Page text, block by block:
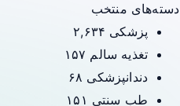
دسته‌های منتخب
پزشکی ۲,۶۳۴
تغذیه سالم ۱۵۷
دندانپزشکی ۶۸
طب سنتی ۱۵۱